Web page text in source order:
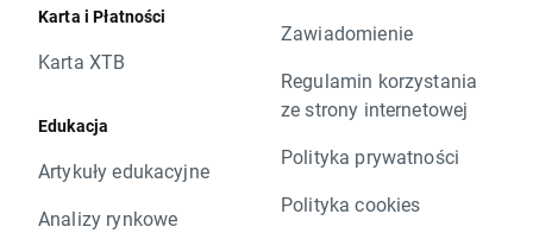
Karta i Płatności
Karta XTB
Edukacja
Artykuły edukacyjne
Analizy rynkowe
Zawiadomienie
Regulamin korzystania
ze strony internetowej
Polityka prywatności
Polityka cookies